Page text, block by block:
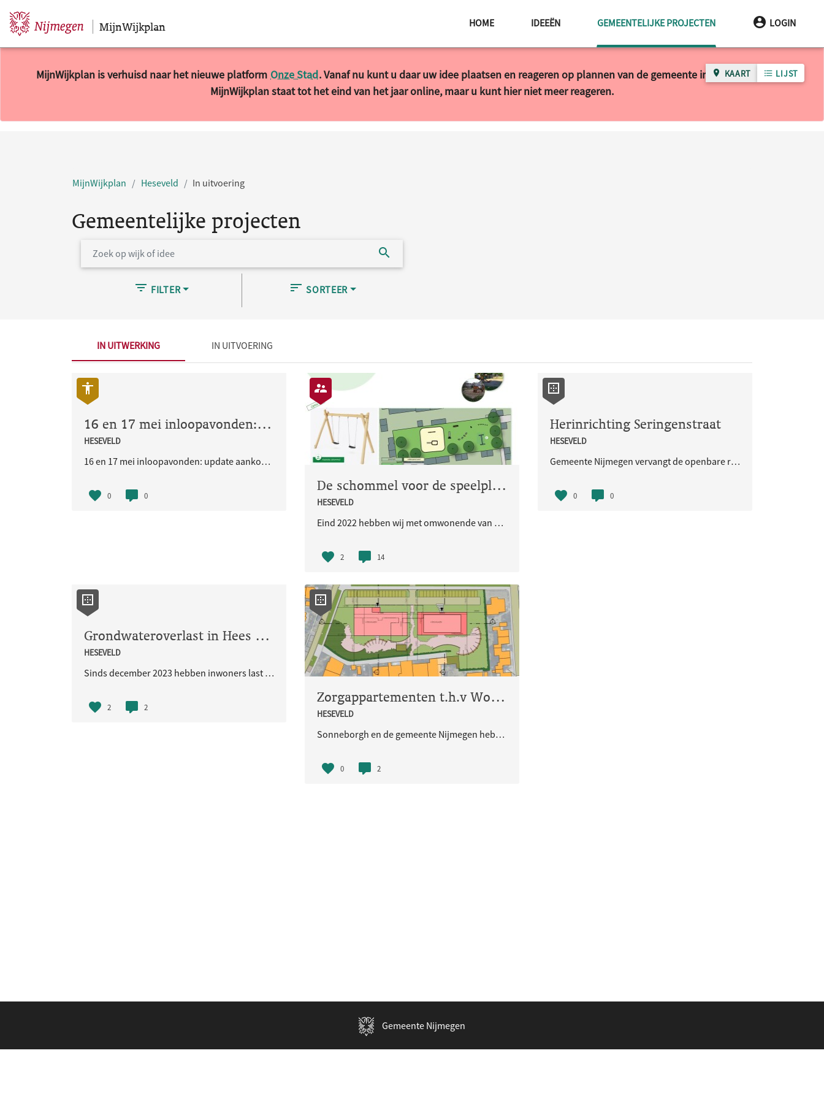
Sla navigatie over MijnWijkplan HOME IDEEËN GEMEENTELIJKE PROJECTENHUIDIGE PAGINALOGIN
MijnWijkplan is verhuisd naar het nieuwe platform Onze Stad. Vanaf nu kunt u daar uw idee plaatsen en reageren op plannen van de gemeente in uw wijk of buurt.
MijnWijkplan staat tot het eind van het jaar online, maar u kunt hier niet meer reageren.
KAART LIJST
MijnWijkplan Heseveld In uitvoering
Gemeentelijke projecten
FILTER SORTEER
IN UITWERKING IN UITVOERING
16 en 17 mei inloopavonden: update aankomende werkzaamheden Jerusalembuurt
HESEVELD
16 en 17 mei inloopavonden: update aankomende werkzaamheden Jerusalembuurt
0 0
De schommel voor de speelplek aan de Ploegstraat
HESEVELD
Eind 2022 hebben wij met omwonende van de speelpek aan de Ploegstraat gesproken. Deze speelplek krijgt een opknapbeurt en wij waren benieuwd naar de speelwensen van de kinderen uit de buurt. Hierop volgend hebben we vorig jaar het ontwerp geplaatst hier op mijnwijkplan.nl
2 14
Herinrichting Seringenstraat
HESEVELD
Gemeente Nijmegen vervangt de openbare ruimte in de Seringenstraat.
0 0
Grondwateroverlast in Hees en Heseveld
HESEVELD
Sinds december 2023 hebben inwoners last van natte kelders en souterrains.
2 2
Zorgappartementen t.h.v Wolfskuilseweg 173
HESEVELD
Sonneborgh en de gemeente Nijmegen hebben samen de ambitie uitgesproken om aan de Wolfskuilseweg een zorggebouw/ beschermd wonen voorziening te realiseren voor ouderen. Naast de kavel van Sonneborgh staat het voormalige klooster aan de Wolfskuilseweg 173, waar RIBW N
0 2
Gemeente Nijmegen